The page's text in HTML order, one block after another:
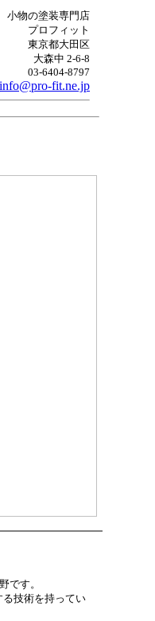
小物の塗装専門店
ロフィット
東京都大田区
大森中 2-6-8
03-6404-8797
info@pro-fit.ne.jp
です。
る技術を持ってい